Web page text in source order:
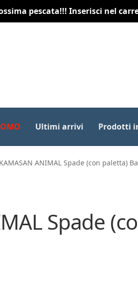
pescata!!! Inserisci nel
Ultimi arrivi Prodotti
ANIMAL Spade (con paletta)
Spade